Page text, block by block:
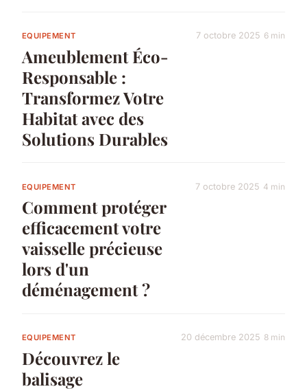
EQUIPEMENT
Ameublement Éco-
Responsable :
Transformez Votre
Habitat avec des
Solutions Durables
7 octobre 2025 6 min
EQUIPEMENT
Comment protéger
efficacement votre
vaisselle précieuse
lors d'un
déménagement ?
7 octobre 2025 4 min
EQUIPEMENT
Découvrez le
balisage
20 décembre 2025 8 min